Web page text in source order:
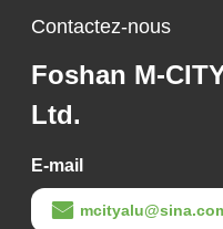
Contactez-nous
Foshan M-
Ltd.
E-mail